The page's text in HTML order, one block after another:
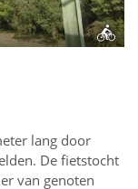
lang door
De fietstocht
van genoten